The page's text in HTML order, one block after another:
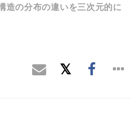
造の分布の違いを三次元的に